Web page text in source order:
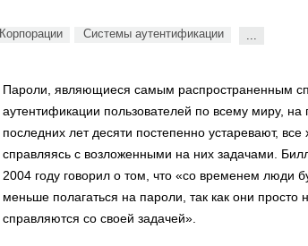
Корпорации Системы аутентификации ...
Пароли, являющиеся самым распространенным
аутентификации пользователей по всему миру, на
последних лет десяти постепенно устаревают, все
справляясь с возложенными на них задачами.
2004 году говорил о том, что «со временем люди
меньше полагаться на пароли, так как они просто
справляются со своей задачей».